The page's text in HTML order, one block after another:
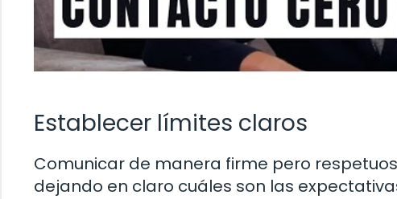
Establecer límites claros
Comunicar de manera firme pero
dejando en claro cuáles son las